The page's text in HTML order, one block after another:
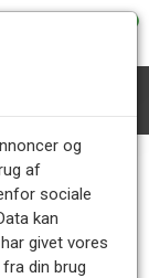
showroom
aftale - Hverdage
og
af
sociale
kan
givet vores
din brug